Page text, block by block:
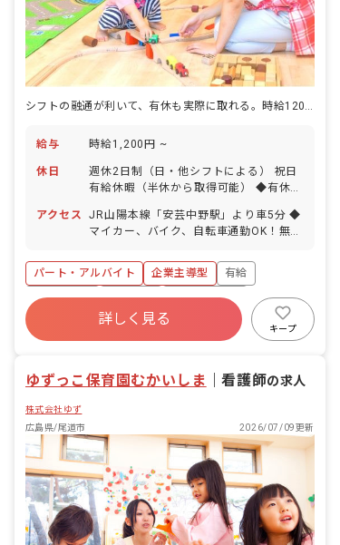
シフトの融通が利いて、有休も実際に取れる。時給1200円の安定パート。
給与 時給1,200円 ~
休日
週休2日制（日・他シフトによる） 祝日
有給休暇（半休から取得可能） ◆有休取
通り取得できるよう配慮。職員同士の協
力体制が整っています。 これからも先生
ていけるように、法人全体で働きやすさ
を考えて、休暇制度ももっと整えて参り
ます！
アクセス
JR山陽本線「安芸中野駅」より車5分 ◆
マイカー、バイク、自転車通勤OK！無料
パート・アルバイト
企業主導型
有給
残業少なめ
車通勤可
乳児保育のみ
新卒も歓迎
詳しく見る
キープ
ゆずっこ保育園むかいしま ｜看護師の求人
株式会社ゆず
広島県/尾道市
2026/07/09更新